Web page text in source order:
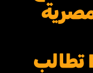
الأنسانEgyptWide تطالب